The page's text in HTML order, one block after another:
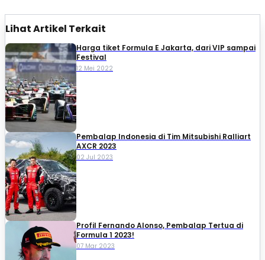
Lihat Artikel Terkait
Harga tiket Formula E Jakarta, dari VIP sampai
Festival
12 Mei 2022
Pembalap Indonesia di Tim Mitsubishi Ralliart
AXCR 2023
02 Jul 2023
Profil Fernando Alonso, Pembalap Tertua di
Formula 1 2023!
07 Mar 2023